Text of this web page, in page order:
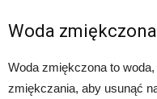
Woda zmiękczona
Woda zmiękczona to
zmiękczania, aby usunąć